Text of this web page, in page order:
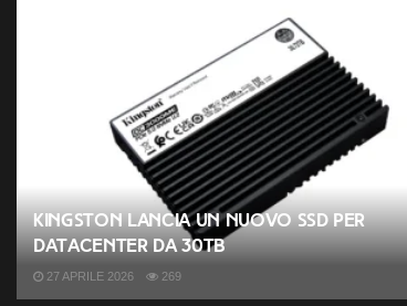
Kingston lancia un nuovo SSD per
datacenter da 30TB
27 APRILE 2026 269